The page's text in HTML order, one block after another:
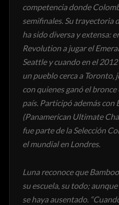
competencia donde
semifinales. Su trayectoria
ha sido diversa y extensa:
Revolution a jugar el
Seattle y cuando en el
un pueblo cerca a Toronto,
con quienes ganó el bronce
país. Participó además con
(Panamerican Ultimate
fue parte de la Selección
el mundial en Londres.
Luna reconoce que
su escuela, su todo;
se haya ausentado.